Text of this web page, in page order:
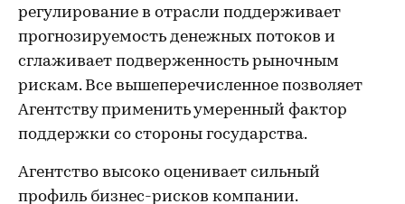
регулирование в отрасли поддерживает
прогнозируемость денежных потоков и
сглаживает подверженность рыночным
рискам. Все вышеперечисленное позволяет
Агентству применить умеренный фактор
поддержки со стороны государства.
Агентство высоко оценивает сильный
профиль бизнес-рисков компании.